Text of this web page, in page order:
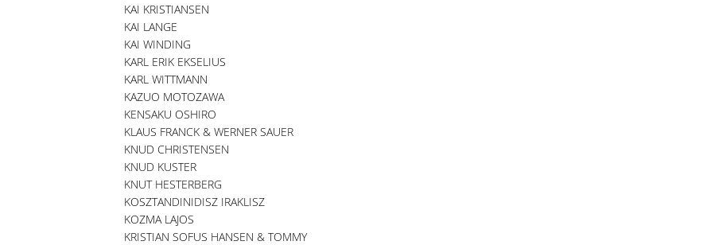
KAI KRISTIANSEN
KAI LANGE
KAI WINDING
KARL ERIK EKSELIUS
KARL WITTMANN
KAZUO MOTOZAWA
KENSAKU OSHIRO
KLAUS FRANCK & WERNER SAUER
KNUD CHRISTENSEN
KNUD KUSTER
KNUT HESTERBERG
KOSZTANDINIDISZ IRAKLISZ
KOZMA LAJOS
KRISTIAN SOFUS HANSEN & TOMMY